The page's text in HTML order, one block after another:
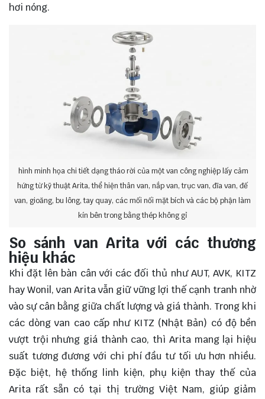
hơi nóng.
hình minh họa chi tiết dạng tháo rời của một van công nghiệp lấy cảm
hứng từ kỹ thuật Arita, thể hiện thân van, nắp van, trục van, đĩa van, đế
van, gioăng, bu lông, tay quay, các mối nối mặt bích và các bộ phận làm
kín bên trong bằng thép không gỉ
So sánh van Arita với các thương
hiệu khác
Khi đặt lên bàn cân với các đối thủ như AUT, AVK, KITZ
hay Wonil, van Arita vẫn giữ vững lợi thế cạnh tranh nhờ
vào sự cân bằng giữa chất lượng và giá thành. Trong khi
các dòng van cao cấp như KITZ (Nhật Bản) có độ bền
vượt trội nhưng giá thành cao, thì Arita mang lại hiệu
suất tương đương với chi phí đầu tư tối ưu hơn nhiều.
Đặc biệt, hệ thống linh kiện, phụ kiện thay thế của
Arita rất sẵn có tại thị trường Việt Nam, giúp giảm